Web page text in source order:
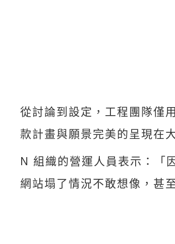
從討論到設定，工程團隊僅
款計畫與願景完美的呈現在
N 組織的營運人員表示：「
網站塌了情況不敢想像，甚